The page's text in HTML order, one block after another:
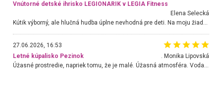
Vnútorné detské ihrisko LEGIONARIK v LEGIA Fitness
Elena Selecká
Kútik výborný, ale hlučná hudba úplne nevhodná pre deti. Na moju žiadosť o aspoň sušenie nereagovali.
27.06.2026, 16:53
Letné kúpalisko Pezinok
. Monika Lipovská